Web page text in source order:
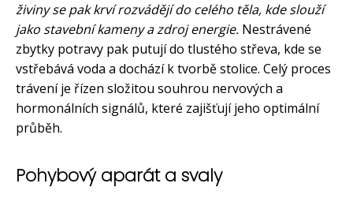
živiny se pak krví rozvádějí do celého těla, kde slouží
jako stavební kameny a zdroj energie. Nestrávené
zbytky potravy pak putují do tlustého střeva, kde se
vstřebává voda a dochází k tvorbě stolice. Celý proces
trávení je řízen složitou souhrou nervových a
hormonálních signálů, které zajišťují jeho optimální
průběh.
Pohybový aparát a svaly